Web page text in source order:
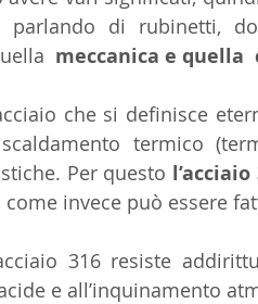
di rubinetti,
meccanica e quella
che si definisce
termico
Per questo l’acciaio
invece può essere
316 resiste
e all’inquinamento